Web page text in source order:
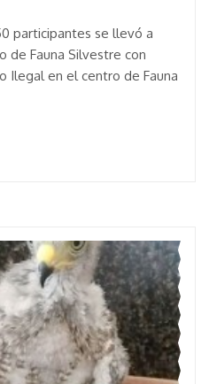
participantes se llevó a
de Fauna Silvestre con
Ilegal en el centro de Fauna